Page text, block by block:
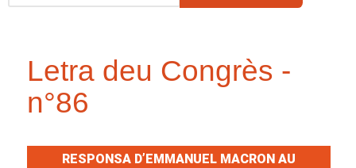
Letra deu Congrès -
n°86
RESPONSA D’EMMANUEL MACRON AU